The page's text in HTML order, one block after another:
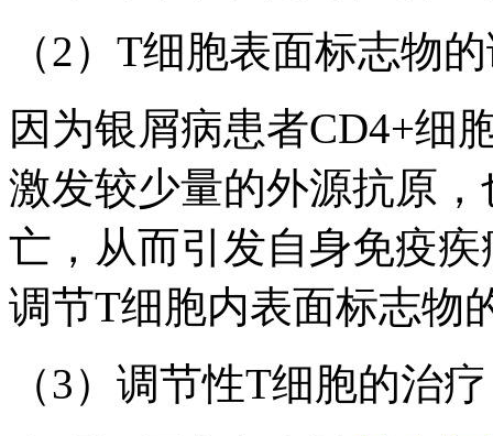
（2）T细胞表面标志物
因为银屑病患者CD4+细
激发较少量的外源抗原
亡，从而引发自身免疫
调节T细胞内表面标志物
（3）调节性T细胞的治疗